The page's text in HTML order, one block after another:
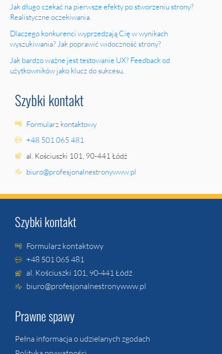
Jak długo czekać na pierwsze efekty po stworzeniu strony?
Realistyczne oczekiwania.
Dlaczego konkurenci wyprzedzają Cię w wynikach
wyszukiwania? Jak poprawić widoczność strony?
Jak bardzo ważne jest testowanie UX? Feedback od
użytkowników jako klucz do sukcesu.
Szybki kontakt
Formularz kontaktowy
+48 501 065 481
al. Kościuszki 101, 90-441 Łódź
biuro@profesjonalnestronywww.pl
Szybki kontakt
Formularz kontaktowy
+48 501 065 481
al. Kościuszki 101, 90-441 Łódź
biuro@profesjonalnestronywww.pl
Prawne spawy
Pełna informacja o udzielanych zgodach